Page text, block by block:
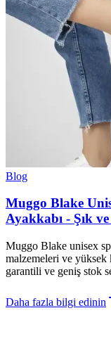
Blog
Muggo Blake
Ayakkabı - Şık
Muggo Blake unisex
malzemeleri ve
garantili ve geniş stok
Daha fazla bilgi edinin